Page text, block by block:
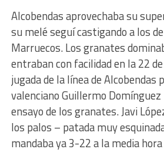
Alcobendas aprovechaba su
su melé seguí castigando a los
Marruecos. Los granates
entraban con facilidad en la 22
jugada de la línea de
valenciano Guillermo
ensayo de los granates. Javi
los palos – patada muy
mandaba ya 3-22 a la media